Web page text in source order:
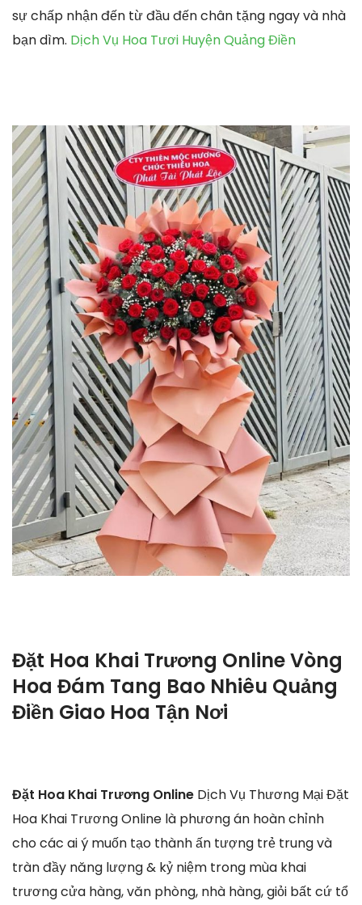
sự chấp nhận đến từ đầu đến chân tặng ngay và nhà
bạn dìm. Dịch Vụ Hoa Tươi Huyện Quảng Điền
Đặt Hoa Khai Trương Online Vòng
Hoa Đám Tang Bao Nhiêu Quảng
Điền Giao Hoa Tận Nơi
Đặt Hoa Khai Trương Online Dịch Vụ Thương Mại Đặt
Hoa Khai Trương Online là phương án hoàn chỉnh
cho các ai ý muốn tạo thành ấn tượng trẻ trung và
tràn đầy năng lượng & kỷ niệm trong mùa khai
trương cửa hàng, văn phòng, nhà hàng, giỏi bất cứ tổ